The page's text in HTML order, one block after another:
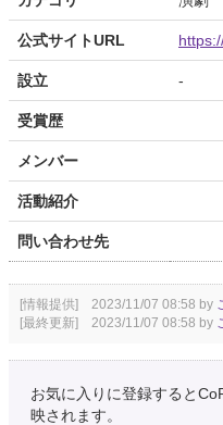
公式サイトURL
設立 -
受賞歴
メンバー
活動紹介
問い合わせ先
[情報提供] 2023/11/07 08:58 by
[最終更新] 2023/11/07 08:58 by
お気に入りに登録すると
映されます。